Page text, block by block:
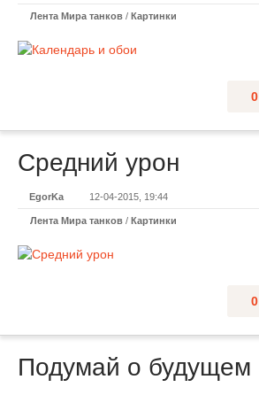
Лента Мира танков / Картинки
0
Средний урон
EgorKa 12-04-2015, 19:44
Лента Мира танков / Картинки
0
Подумай о будущем